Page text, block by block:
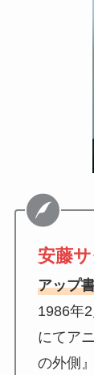
安藤
アップ
1986年
にてア
の外側